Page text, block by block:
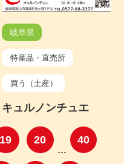
岐阜県
特産品・直売所
買う（土産）
キュルノンチュエ
19
20
...
40